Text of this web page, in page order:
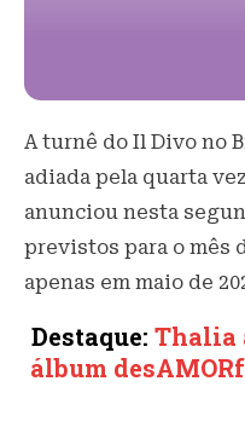
A turnê do Il Divo no
adiada pela quarta
anunciou nesta
previstos para o mês
apenas em maio de
Destaque: Thalia
álbum